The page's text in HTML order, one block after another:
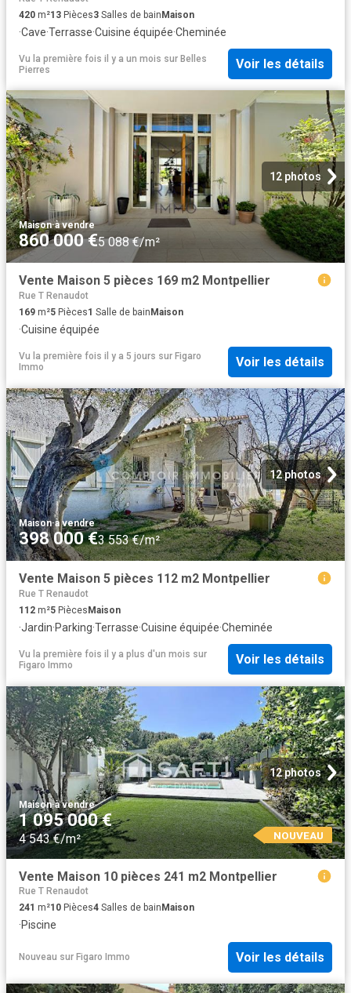
420 m²13 Pièces3 Salles de bainMaison
·Cave·Terrasse·Cuisine équipée·Cheminée
Vu la première fois il y a un mois sur Belles
Pierres
Voir les détails
12 photos
Maison·à vendre
860 000 €5 088 €/m²
Vente Maison 5 pièces 169 m2 Montpellier
Rue T Renaudot
169 m²5 Pièces1 Salle de bain Maison
·Cuisine équipée
Vu la première fois il y a 5 jours sur Figaro
Immo
Voir les détails
12 photos
Maison·à vendre
398 000 €3 553 €/m²
Vente Maison 5 pièces 112 m2 Montpellier
Rue T Renaudot
112 m²5 PiècesMaison
·Jardin·Parking·Terrasse·Cuisine équipée·Cheminée
Vu la première fois il y a plus d'un mois sur
Figaro Immo
Voir les détails
12 photos
Maison·à vendre
1 095 000 €
4 543 €/m² NOUVEAU
Vente Maison 10 pièces 241 m2 Montpellier
Rue T Renaudot
241 m²10 Pièces4 Salles de bain Maison
·Piscine
Nouveau sur Figaro Immo Voir les détails